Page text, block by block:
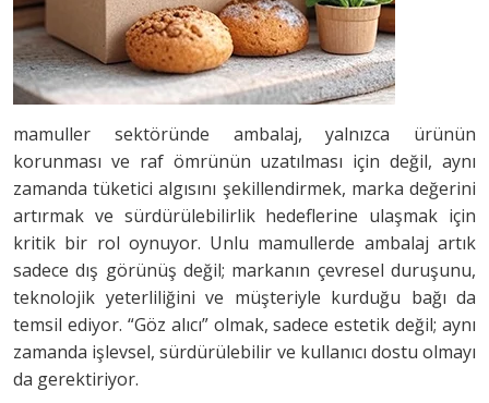
mamuller sektöründe ambalaj, yalnızca ürünün
korunması ve raf ömrünün uzatılması için değil, aynı
zamanda tüketici algısını şekillendirmek, marka değerini
artırmak ve sürdürülebilirlik hedeflerine ulaşmak için
kritik bir rol oynuyor. Unlu mamullerde ambalaj artık
sadece dış görünüş değil; markanın çevresel duruşunu,
teknolojik yeterliliğini ve müşteriyle kurduğu bağı da
temsil ediyor. “Göz alıcı” olmak, sadece estetik değil; aynı
zamanda işlevsel, sürdürülebilir ve kullanıcı dostu olmayı
da gerektiriyor.